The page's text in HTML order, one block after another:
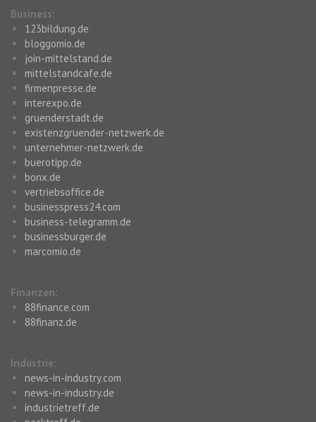
Business:
123bildung.de
bloggomio.de
join-mittelstand.de
mittelstandcafe.de
firmenpresse.de
interexpo.de
gruenderstadt.de
existenzgruender-netzwerk.de
unternehmer-netzwerk.de
buerotipp.de
bonx.de
vertriebsoffice.de
businesspress24.com
business-telegramm.de
businessburger.de
marcomio.de
Finanzen:
88finance.com
88finanz.de
Industrie:
news-in-industry.com
news-in-industry.de
industrietreff.de